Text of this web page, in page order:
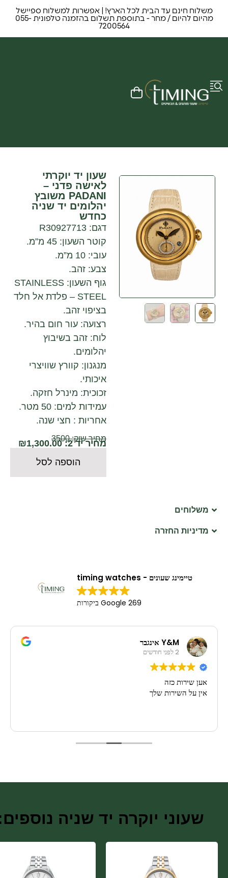
משלוח חינם עד הבית לכל הארץ! | אפשרות למשלוח ספיישל
מהיום להיום / מחר - בתוספת תשלום בהזמנה טלפונית 055-
7200564
שעון יד יוקרתי
לאישה פדני –
PADANI משובץ
יהלומים יד שניה
כחדש
דגם: R30927713
קוטר השעון: 45 מ”מ.
עובי: 10 מ”מ.
צבע: זהב.
גוף השעון: STAINLESS
STEEL – פלדת אל חלד
בציפוי זהב.
רצועה: עור חום בהיר.
לוח: זהב בשיבוץ
יהלומים.
מנגנון: קוורץ שוויצרי
איכותי.
זכוכית: מינרל חזקה.
עמידות למים: 50 מטר.
אחריות : חצי שנה.
מחיר שוק: 3500
מחיר יד 2: ₪1,300.00
הוספה לסל
משלוחים
מדיניות החזרה
טיימינג שעונים - timing watches
269 Google ביקורות
Y&M אינגבר
2 לפני חודשים
אען שירות כזה
אין על השירות שלך
שעוני יוקרה יד שניה